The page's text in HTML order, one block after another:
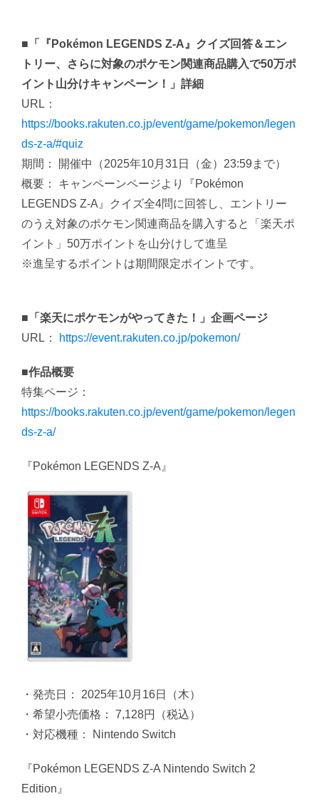
■「『Pokémon LEGENDS Z-A』クイズ回答＆エン
トリー、さらに対象のポケモン関連商品購入で50万ポ
イント山分けキャンペーン！」詳細
URL：
https://books.rakuten.co.jp/event/game/pokemon/legen
ds-z-a/#quiz
期間： 開催中（2025年10月31日（金）23:59まで）
概要： キャンペーンページより『Pokémon
LEGENDS Z-A』クイズ全4問に回答し、エントリー
のうえ対象のポケモン関連商品を購入すると「楽天ポ
イント」50万ポイントを山分けして進呈
※進呈するポイントは期間限定ポイントです。
■「楽天にポケモンがやってきた！」企画ページ
URL：
https://event.rakuten.co.jp/pokemon/
■作品概要
特集ページ：
https://books.rakuten.co.jp/event/game/pokemon/legen
ds-z-a/
『Pokémon LEGENDS Z-A』
・発売日： 2025年10月16日（木）
・希望小売価格： 7,128円（税込）
・対応機種： Nintendo Switch
『Pokémon LEGENDS Z-A Nintendo Switch 2
Edition』